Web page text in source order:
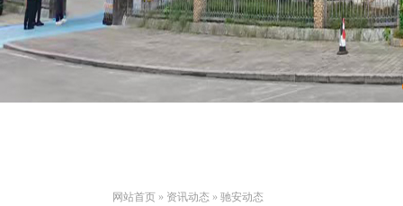
网站首页 » 资讯动态 » 驰安动态